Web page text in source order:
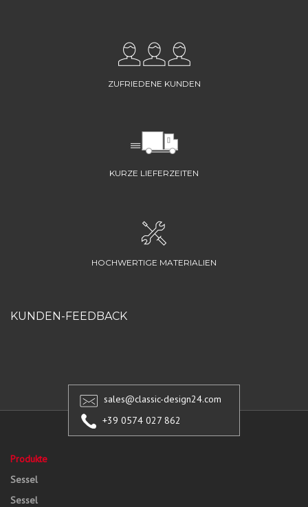
ZUFRIEDENE KUNDEN
KURZE LIEFERZEITEN
HOCHWERTIGE MATERIALIEN
KUNDEN-FEEDBACK
sales@classic-design24.com
+39 0574 027 862
Produkte
Sessel
Sessel